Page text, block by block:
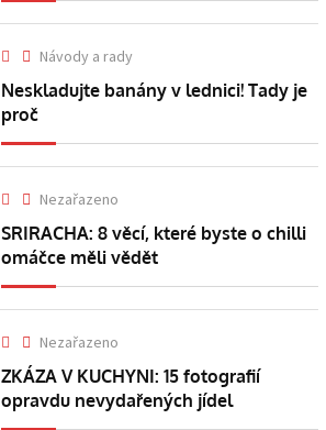
Návody a rady
Neskladujte banány v lednici! Tady je
proč
Nezařazeno
SRIRACHA: 8 věcí, které byste o chilli
omáčce měli vědět
Nezařazeno
ZKÁZA V KUCHYNI: 15 fotografií
opravdu nevydařených jídel